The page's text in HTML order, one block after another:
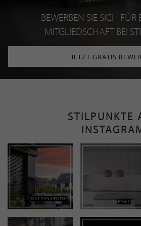
BEWERBEN SIE SICH FÜR
MITGLIEDSCHAFT BEI
JETZT GRATIS
STILPUNKTE